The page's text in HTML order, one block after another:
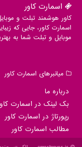
اسمارت كاور
کاور هوشمند تبلت و
اسمارت کاور، جایی که
موبایل و تبلت شما به
میانبرهای اسمارت كاور
درباره ما
بک لینک در اسمارت
رپورتاژ در اسمارت كاور
مطالب اسمارت كاور